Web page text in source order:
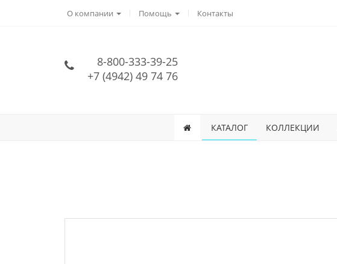
О компании Помощь Контакты
8-800-333-39-25
+7 (4942) 49 74 76
КАТАЛОГ КОЛЛЕКЦИИ